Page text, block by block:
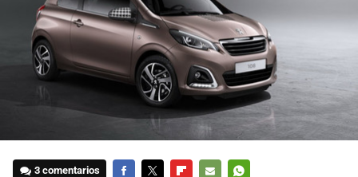
3 comentarios